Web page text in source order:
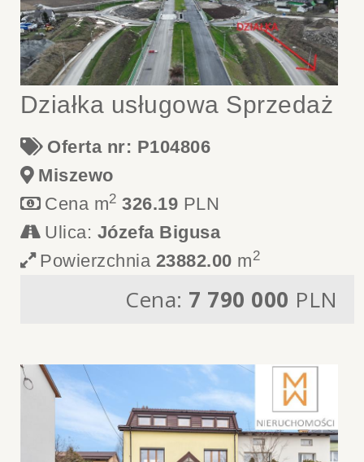
Działka usługowa Sprzedaż
Oferta nr: P104806
Miszewo
Cena m2 326.19 PLN
Ulica: Józefa Bigusa
Powierzchnia 23882.00 m2
Cena: 7 790 000 PLN